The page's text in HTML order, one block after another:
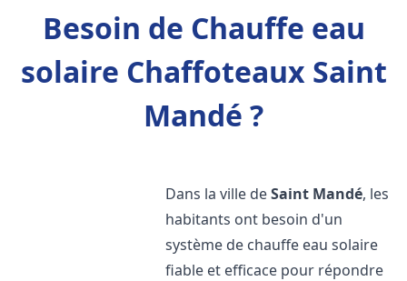
Besoin de Chauffe eau
solaire Chaffoteaux Saint
Mandé ?
Dans la ville deSaint Mandé, les
habitants ont besoin d'un
système de chauffe eau solaire
fiable et efficace pour répondre